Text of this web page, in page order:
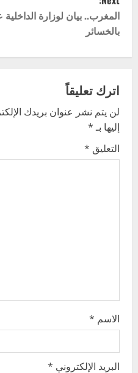
t
n
v
i
g
المغرب.. بيان لوزارة
بالخسائر
اترك تعليقاً
لن يتم نشر عنوان بريدك
إليها بـ*
التعليق *
الاسم *
البريد الإلكتروني *